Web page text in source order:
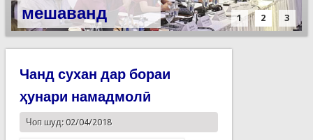
мешаванд
1 2 3
Чанд сухан дар бораи
ҳунари намадмолӣ
Чоп шуд: 02/04/2018